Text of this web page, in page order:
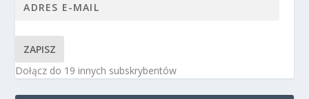
ZAPISZ
Dołącz do 19 innych subskrybentów